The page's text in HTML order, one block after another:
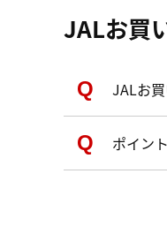
JALお買
JALお
ポイン